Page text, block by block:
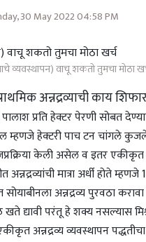
30 May 2022 04:58 PM
व्यवस्थापन) वाचू शकतो तुमचा मोठा
अन्नद्रव्याची काय
प्रति हेक्टर पेरणी सोबत
म्हणजे हेक्‍टरी पाच टन चांगले
केली असेल व इतर एकीकृत
मात्रा अर्धी होते
अन्नद्रव्य पुरवठा
द्यावी परंतू हे शक्य नसल्यास
अन्नद्रव्य व्यवस्थापन